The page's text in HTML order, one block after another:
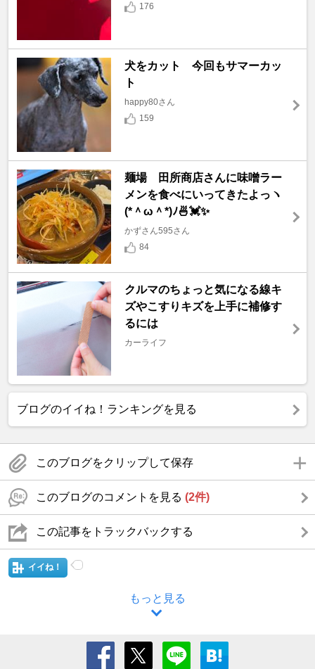
176
犬をカット 今回もサマーカッ
ト
happy80さん
159
麺場 田所商店さんに味噌ラー
メンを食べにいってきたよっヽ
(*＾ω＾*)ﾉ🍜💓✨
かずさん595さん
84
クルマのちょっと気になる線キ
ズやこすりキズを上手に補修す
るには
カーライフ
ブログのイイね！ランキングを見る
このブログをクリップして保存
このブログのコメントを見る (2件)
この記事をトラックバックする
イイね！
もっと見る